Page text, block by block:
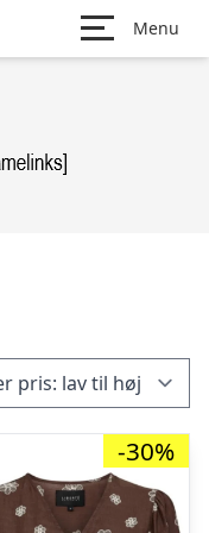
Menu
-30%